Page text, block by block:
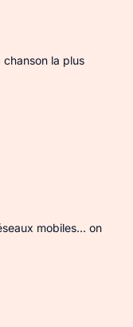
la plus
mobiles… on